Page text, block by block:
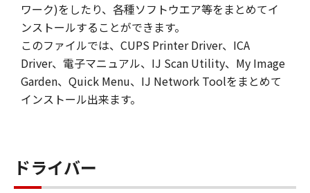
ワーク)をしたり、各種ソフトウエア等をまとめてイ
ンストールすることができます。
このファイルでは、CUPS Printer Driver、ICA
Driver、電子マニュアル、IJ Scan Utility、My Image
Garden、Quick Menu、IJ Network Toolをまとめて
インストール出来ます。
ドライバー